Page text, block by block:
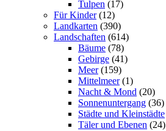
Tulpen (17)
Für Kinder (12)
Landkarten (390)
Landschaften (614)
Bäume (78)
Gebirge (41)
Meer (159)
Mittelmeer (1)
Nacht & Mond (20)
Sonnenuntergang (36)
Städte und Kleinstädte
Täler und Ebenen (24)